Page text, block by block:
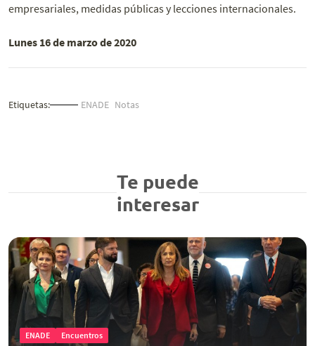
empresariales, medidas públicas y lecciones internacionales.
Lunes 16 de marzo de 2020
Etiquetas: ENADE Notas
Te puede
interesar
ENADE Encuentros